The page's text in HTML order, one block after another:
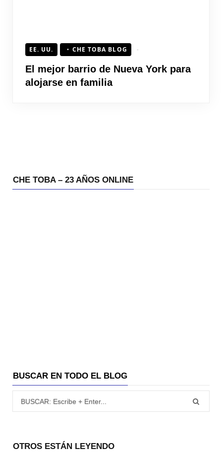
EE. UU. CHE TOBA BLOG
El mejor barrio de Nueva York para
alojarse en familia
CHE TOBA – 23 AÑOS ONLINE
BUSCAR EN TODO EL BLOG
OTROS ESTÁN LEYENDO